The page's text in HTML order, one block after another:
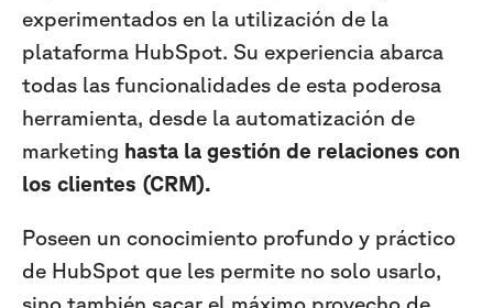
experimentados en la utilización de la
plataforma HubSpot. Su experiencia abarca
todas las funcionalidades de esta poderosa
herramienta, desde la automatización de
marketing hasta la gestión de relaciones con
los clientes (CRM).
Poseen un conocimiento profundo y práctico
de HubSpot que les permite no solo usarlo,